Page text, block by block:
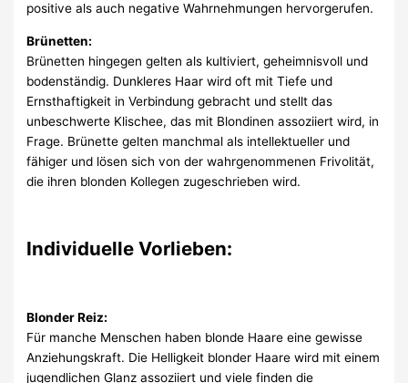
positive als auch negative Wahrnehmungen hervorgerufen.
Brünetten:
Brünetten hingegen gelten als kultiviert, geheimnisvoll und
bodenständig. Dunkleres Haar wird oft mit Tiefe und
Ernsthaftigkeit in Verbindung gebracht und stellt das
unbeschwerte Klischee, das mit Blondinen assoziiert wird, in
Frage. Brünette gelten manchmal als intellektueller und
fähiger und lösen sich von der wahrgenommenen Frivolität,
die ihren blonden Kollegen zugeschrieben wird.
Individuelle Vorlieben:
Blonder Reiz:
Für manche Menschen haben blonde Haare eine gewisse
Anziehungskraft. Die Helligkeit blonder Haare wird mit einem
jugendlichen Glanz assoziiert und viele finden die